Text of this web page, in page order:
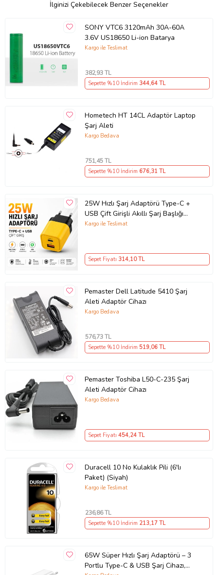
İlginizi Çekebilecek Benzer Seçenekler
SONY VTC6 3120mAh 30A-60A
3.6V US18650 Li-ion Batarya
Kargo ile Teslimat
382,93 TL
Sepette %10 İndirim 344,64 TL
Hometech HT 14CL Adaptör Laptop
Şarj Aleti
Kargo Bedava
751,45 TL
Sepette %10 İndirim 676,31 TL
25W Hızlı Şarj Adaptörü Type-C +
USB Çift Girişli Akıllı Şarj Başlığı
Kompakt Tasarım
Kargo ile Teslimat
Sepet Fiyatı 314,10 TL
Pemaster Dell Latitude 5410 Şarj
Aleti Adaptör Cihazı
Kargo Bedava
576,73 TL
Sepette %10 İndirim 519,06 TL
Pemaster Toshiba L50-C-235 Şarj
Aleti Adaptör Cihazı
Kargo Bedava
Sepet Fiyatı 454,24 TL
Duracell 10 No Kulaklık Pili (6'lı
Paket) (Siyah)
Kargo ile Teslimat
236,86 TL
Sepette %10 İndirim 213,17 TL
65W Süper Hızlı Şarj Adaptörü – 3
Portlu Type-C & USB Şarj Cihazı,